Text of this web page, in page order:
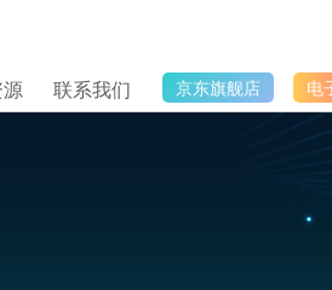
联系我们 京东旗舰店 电